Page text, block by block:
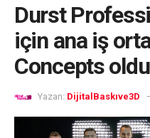
Durst
için ana iş
Concepts oldu
Yazan: DijitalBaskıve3D